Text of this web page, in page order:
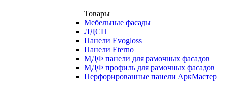
Товары
Мебельные фасады
ЛДСП
Панели Evogloss
Панели Eterno
МДФ панели для рамочных фасадов
МДФ профиль для рамочных фасадов
Перфорированные панели АркМастер